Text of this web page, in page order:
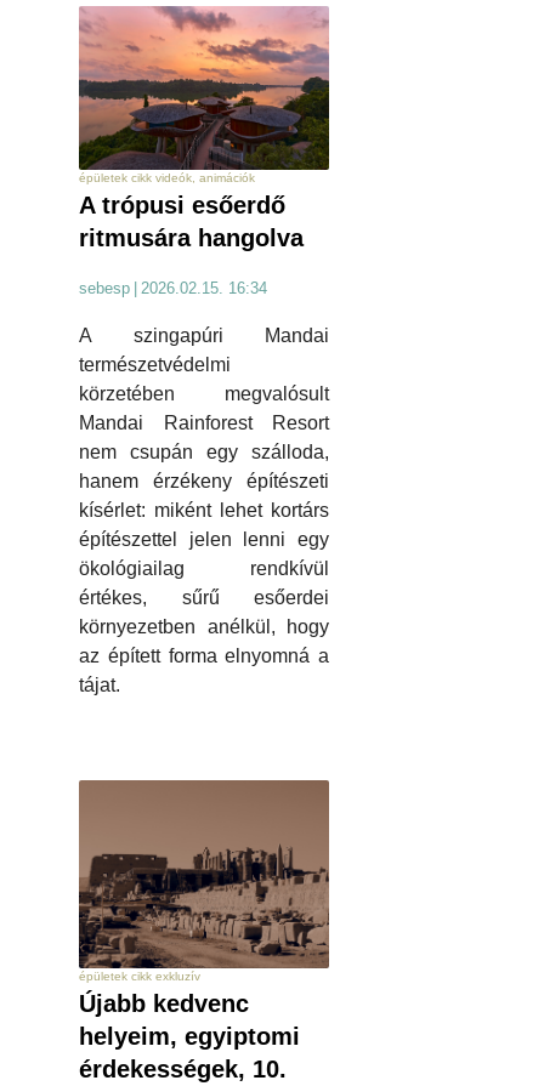
épületek cikk videók, animációk
A trópusi esőerdő
ritmusára hangolva
sebesp 2026.02.15. 16:34
A szingapúri Mandai
természetvédelmi
körzetében megvalósult
Mandai Rainforest Resort
nem csupán egy szálloda,
hanem érzékeny építészeti
kísérlet: miként lehet kortárs
építészettel jelen lenni egy
ökológiailag rendkívül
értékes, sűrű esőerdei
környezetben anélkül, hogy
az épített forma elnyomná a
tájat.
épületek cikk exkluzív
Újabb kedvenc
helyeim, egyiptomi
érdekességek, 10.